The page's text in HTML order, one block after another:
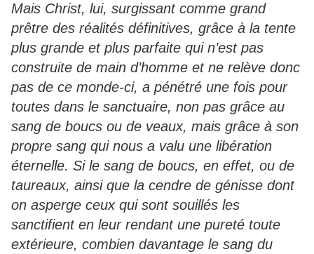
Mais Christ, lui, surgissant comme grand
prêtre des réalités définitives, grâce à la tente
plus grande et plus parfaite qui n’est pas
construite de main d’homme et ne relève donc
pas de ce monde-ci, a pénétré une fois pour
toutes dans le sanctuaire, non pas grâce au
sang de boucs ou de veaux, mais grâce à son
propre sang qui nous a valu une libération
éternelle. Si le sang de boucs, en effet, ou de
taureaux, ainsi que la cendre de génisse dont
on asperge ceux qui sont souillés les
sanctifient en leur rendant une pureté toute
extérieure, combien davantage le sang du